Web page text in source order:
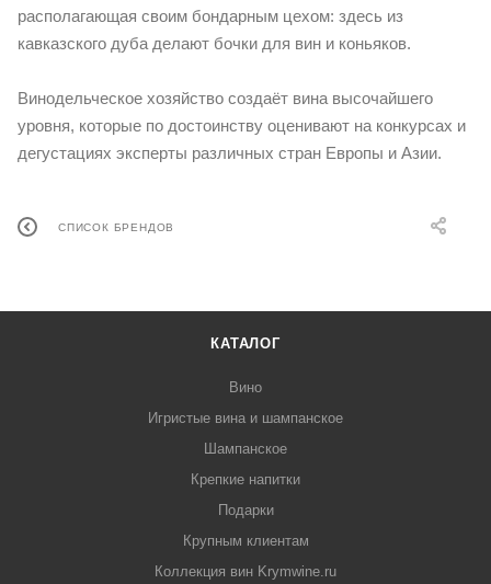
располагающая своим бондарным цехом: здесь из
кавказского дуба делают бочки для вин и коньяков.
Винодельческое хозяйство создаёт вина высочайшего
уровня, которые по достоинству оценивают на конкурсах и
дегустациях эксперты различных стран Европы и Азии.
СПИСОК БРЕНДОВ
КАТАЛОГ
Вино
Игристые вина и шампанское
Шампанское
Крепкие напитки
Подарки
Крупным клиентам
Коллекция вин Krymwine.ru